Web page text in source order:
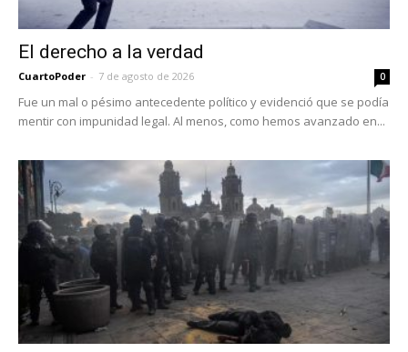
El derecho a la verdad
CuartoPoder - 7 de agosto de 2026 0
Fue un mal o pésimo antecedente político y evidenció que se podía
mentir con impunidad legal. Al menos, como hemos avanzado en...